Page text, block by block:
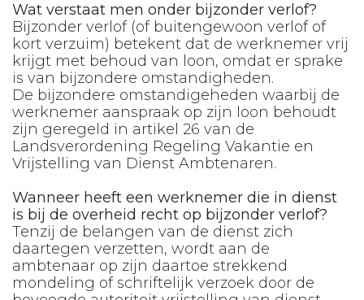
Wat verstaat men onder bijzonder verlof?
Bijzonder verlof (of buitengewoon verlof of
kort verzuim) betekent dat de werknemer vrij
krijgt met behoud van loon, omdat er sprake
is van bijzondere omstandigheden.
De bijzondere omstandigeheden waarbij de
werknemer aanspraak op zijn loon behoudt
zijn geregeld in artikel 26 van de
Landsverordening Regeling Vakantie en
Vrijstelling van Dienst Ambtenaren.
Wanneer heeft een werknemer die in dienst
is bij de overheid recht op bijzonder verlof?
Tenzij de belangen van de dienst zich
daartegen verzetten, wordt aan de
ambtenaar op zijn daartoe strekkend
mondeling of schriftelijk verzoek door de